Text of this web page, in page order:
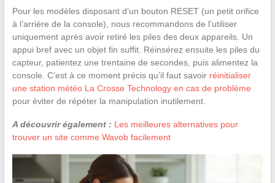
Pour les modèles disposant d’un bouton RESET (un petit orifice
à l’arrière de la console), nous recommandons de l’utiliser
uniquement après avoir retiré les piles des deux appareils. Un
appui bref avec un objet fin suffit. Réinsérez ensuite les piles du
capteur, patientez une trentaine de secondes, puis alimentez la
console. C’est à ce moment précis qu’il faut savoir réinitialiser
une station météo La Crosse Technology en cas de problème
pour éviter de répéter la manipulation inutilement.
A découvrir également : Les meilleures alternatives pour
trouver un site comme Wavob facilement